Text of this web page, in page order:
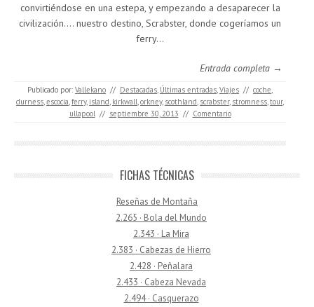
convirtiéndose en una estepa, y empezando a desaparecer la
civilización…. nuestro destino, Scrabster, donde cogeríamos un
ferry…
Entrada completa →
Publicado por: Vallekano // Destacadas Últimas entradas Viajes // coche
durness escocia ferry, island kirkwall orkney, scothland scrabster, stromness tour,
ullapool // septiembre 30, 2013 // Comentario
FICHAS TÉCNICAS
Reseñas de Montaña
2.265 · Bola del Mundo
2.343 · La Mira
2.383 · Cabezas de Hierro
2.428 · Peñalara
2.433 · Cabeza Nevada
2.494 · Casquerazo